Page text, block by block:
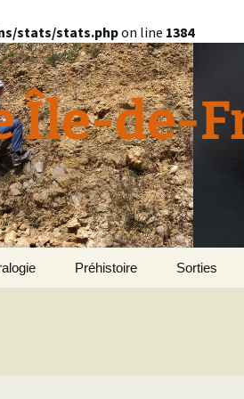
stats/stats.phpon line 1384
Île-de-
Préhistoire Sorties